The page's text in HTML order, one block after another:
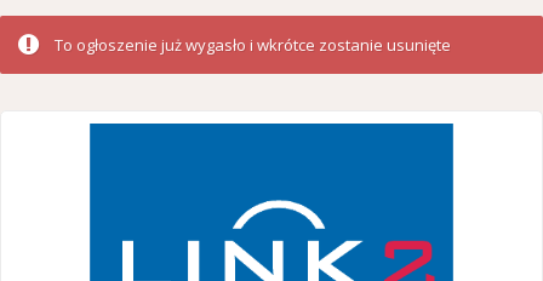
To ogłoszenie już wygasło i wkrótce zostanie usunięte